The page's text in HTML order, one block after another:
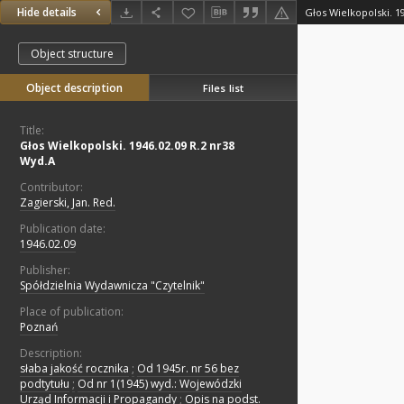
Hide details Głos Wielkopolski.
Object structure
Object description Files list
Title:
Głos Wielkopolski. 1946.02.09 R.2 nr38
Wyd.A
Contributor:
Zagierski, Jan. Red.
Publication date:
1946.02.09
Publisher:
Spółdzielnia Wydawnicza "Czytelnik"
Place of publication:
Poznań
Description:
słaba jakość rocznika ; Od 1945r. nr 56 bez
podtytułu ; Od nr 1(1945) wyd.: Wojewódzki
Urząd Informacji i Propagandy ; Opis na podst.